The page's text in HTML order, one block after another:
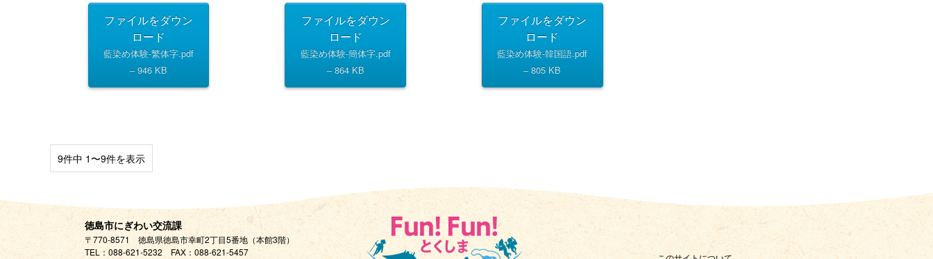
ファイルをダウン
ロード
藍染め体験-繁体字.pdf
– 946 KB
ファイルをダウン
ロード
藍染め体験-簡体字.pdf
– 864 KB
ファイルをダウン
ロード
藍染め体験-韓国語.pdf
– 805 KB
9件中 1〜9件を表示
徳島市にぎわい交流課
〒770-8571 徳島県徳島市幸町2丁目5番地（本館3階）
TEL： 088-621-5232FAX：088-621-5457